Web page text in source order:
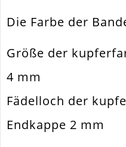
Die Farbe der
Größe der
4 mm
Fädelloch der
Endkappe 2 mm